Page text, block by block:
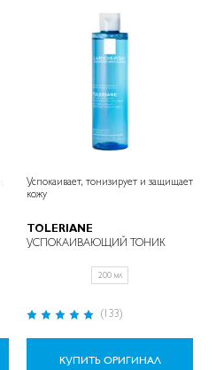
Успокаивает, тонизирует и защищает
кожу
TOLERIANE
УСПОКАИВАЮЩИЙ ТОНИК
200 мл
Рейтинг:
(133)
КУПИТЬ ОРИГИНАЛ